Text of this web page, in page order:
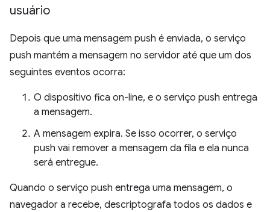
usuário
Depois que uma mensagem push é enviada, o serviço
push mantém a mensagem no servidor até que um dos
seguintes eventos ocorra:
O dispositivo fica on-line, e o serviço push entrega
a mensagem.
A mensagem expira. Se isso ocorrer, o serviço
push vai remover a mensagem da fila e ela nunca
será entregue.
Quando o serviço push entrega uma mensagem, o
navegador a recebe, descriptografa todos os dados e